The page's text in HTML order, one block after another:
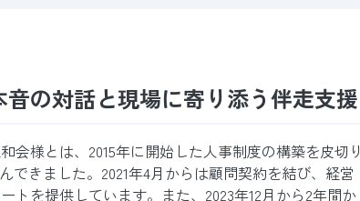
の対話と現場に寄り添う伴走支援
様とは、2015年に開始した人事制度の構築を皮切り
できました。2021年4月からは顧問契約を結び、経営
トを提供しています。また、2023年12月から2年間か